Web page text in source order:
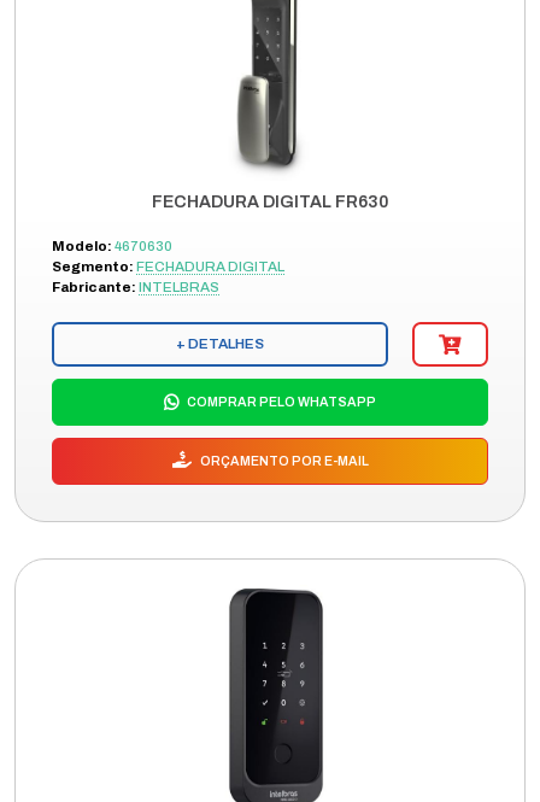
FECHADURA DIGITAL FR630
Modelo: 4670630
Segmento: FECHADURA DIGITAL
Fabricante: INTELBRAS
+ DETALHES
COMPRAR PELO WHATSAPP
ORÇAMENTO POR E-MAIL